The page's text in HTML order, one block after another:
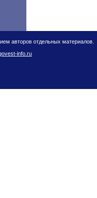
авторов отдельных материалов.
info.ru